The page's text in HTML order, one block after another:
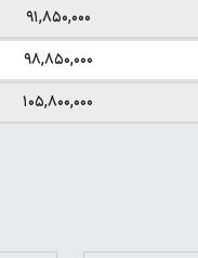
۹۱,۸۵۰,۰۰۰
۹۸,۸۵۰,۰۰۰
۱۰۵,۸۰۰,۰۰۰